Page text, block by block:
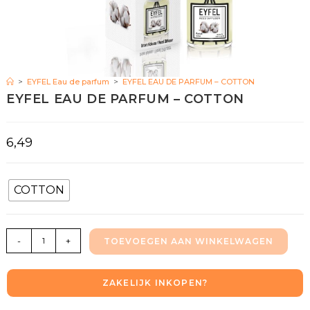
> EYFEL Eau de parfum > EYFEL EAU DE PARFUM – COTTON
EYFEL EAU DE PARFUM – COTTON
6,49
COTTON
- + TOEVOEGEN AAN WINKELWAGEN
ZAKELIJK INKOPEN?